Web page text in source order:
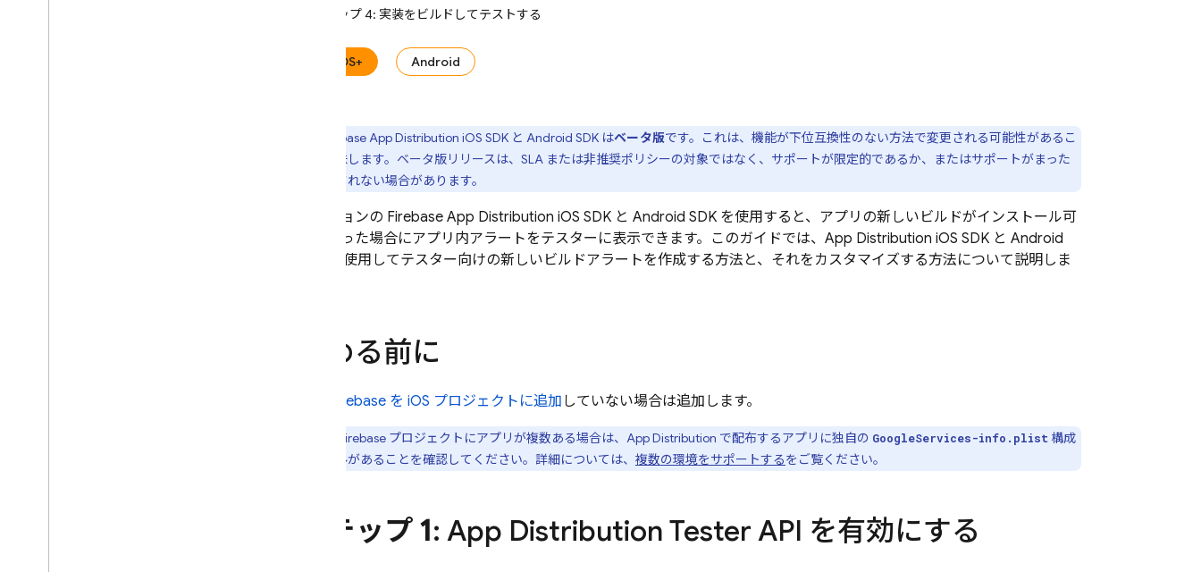
ステップ 4: 実装をビルドしてテストする
iOS+ Android
Firebase App Distribution iOS SDK と Android SDK はベータ版です。これは、機能が下位互換性のない方法で変更される可能性があるこ
とを意味します。ベータ版リリースは、SLA または非推奨ポリシーの対象ではなく、サポートが限定的であるか、またはサポートがまった
く提供されない場合があります。
オプションの Firebase App Distribution iOS SDK と Android SDK を使用すると、アプリの新しいビルドがインストール可
能になった場合にアプリ内アラートをテスターに表示できます。このガイドでは、 App Distribution iOS SDK と Android
SDK を使用してテスター向けの新しいビルドアラートを作成する方法と、それをカスタマイズする方法について説明しま
始める前に
Firebase を iOS プロジェクトに追加 していない場合は追加します。
Firebase プロジェクトにアプリが複数ある場合は、 App Distribution で配布するアプリに独自の GoogleServices-info.plist構成
ファイルがあることを確認してください。詳細については、 複数の環境をサポートするをご覧ください。
ステップ 1: App Distribution Tester API を有効にする